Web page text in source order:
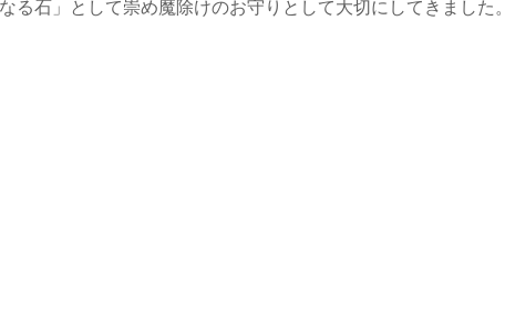
石」として崇め魔除けのお守りとして大切にしてきました。